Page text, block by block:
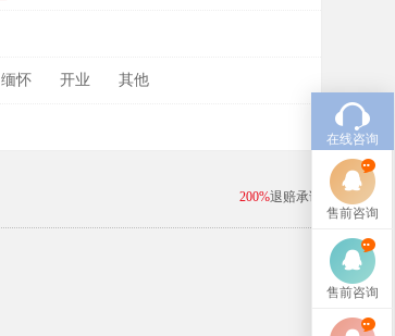
缅怀 开业 其他
200%退赔承诺
在线咨询
售前咨询
售前咨询